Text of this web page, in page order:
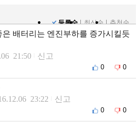
등록순
최신순 추천순
배터리는 엔진부하를 증가시킬듯
21:50 신고
0 0
23:22 신고
0 0